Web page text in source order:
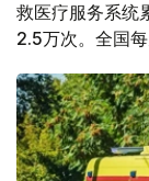
救医疗服务系统
2.5万次。全国